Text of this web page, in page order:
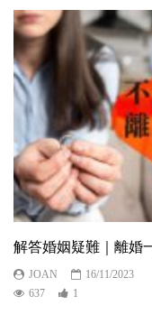
解答婚姻疑難｜離婚
JOAN
16/11/2023
637
1